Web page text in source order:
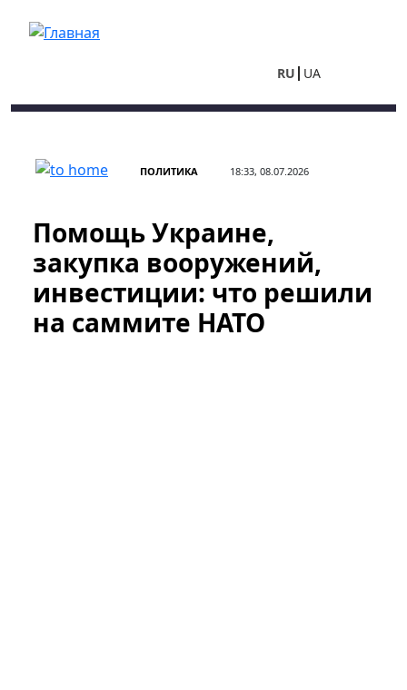
RU UA
ПОЛИТИКА 18:33, 08.07.2026
Помощь Украине,
закупка вооружений,
инвестиции: что решили
на саммите НАТО